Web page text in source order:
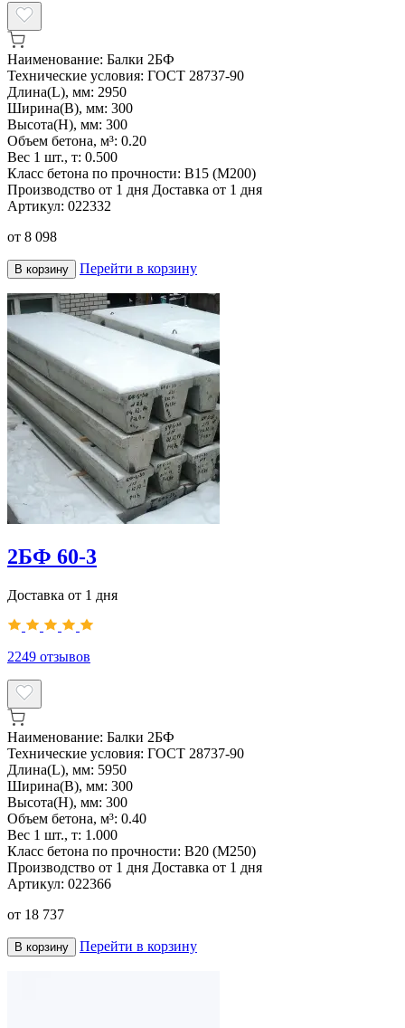
Наименование: Балки 2БФ
Технические условия: ГОСТ 28737-90
Длина(L), мм: 2950
Ширина(B), мм: 300
Высота(H), мм: 300
Объем бетона, м³: 0.20
Вес 1 шт., т: 0.500
Класс бетона по прочности: В15 (М200)
Производство от 1 дня Доставка от 1 дня
Артикул: 022332
от 8 098
В корзину Перейти в корзину
2БФ 60-3
Доставка от 1 дня
2249 отзывов
Наименование: Балки 2БФ
Технические условия: ГОСТ 28737-90
Длина(L), мм: 5950
Ширина(B), мм: 300
Высота(H), мм: 300
Объем бетона, м³: 0.40
Вес 1 шт., т: 1.000
Класс бетона по прочности: B20 (M250)
Производство от 1 дня Доставка от 1 дня
Артикул: 022366
от 18 737
В корзину Перейти в корзину